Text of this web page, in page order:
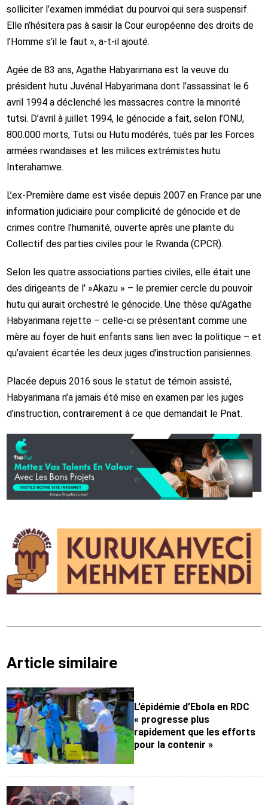
solliciter l’examen immédiat du pourvoi qui sera suspensif.
Elle n’hésitera pas à saisir la Cour européenne des droits de
l’Homme s’il le faut », a-t-il ajouté.
Agée de 83 ans, Agathe Habyarimana est la veuve du
président hutu Juvénal Habyarimana dont l’assassinat le 6
avril 1994 a déclenché les massacres contre la minorité
tutsi. D’avril à juillet 1994, le génocide a fait, selon l’ONU,
800.000 morts, Tutsi ou Hutu modérés, tués par les Forces
armées rwandaises et les milices extrémistes hutu
Interahamwe.
L’ex-Première dame est visée depuis 2007 en France par une
information judiciaire pour complicité de génocide et de
crimes contre l’humanité, ouverte après une plainte du
Collectif des parties civiles pour le Rwanda (CPCR).
Selon les quatre associations parties civiles, elle était une
des dirigeants de l' »Akazu » – le premier cercle du pouvoir
hutu qui aurait orchestré le génocide. Une thèse qu’Agathe
Habyarimana rejette – celle-ci se présentant comme une
mère au foyer de huit enfants sans lien avec la politique – et
qu’avaient écartée les deux juges d’instruction parisiennes.
Placée depuis 2016 sous le statut de témoin assisté,
Habyarimana n’a jamais été mise en examen par les juges
d’instruction, contrairement à ce que demandait le Pnat.
Article similaire
L’épidémie d’Ebola en RDC
« progresse plus
rapidement que les efforts
pour la contenir »